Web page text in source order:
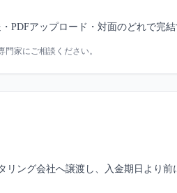
アップロード・対面のどれで完結
家にご相談ください。
ング会社へ譲渡し、入金期日より